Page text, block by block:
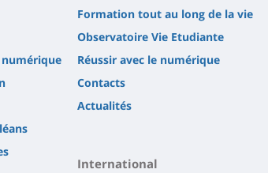
Formation tout au long de la vie
Observatoire Vie Etudiante
Réussir avec le numérique
Contacts
Actualités
International